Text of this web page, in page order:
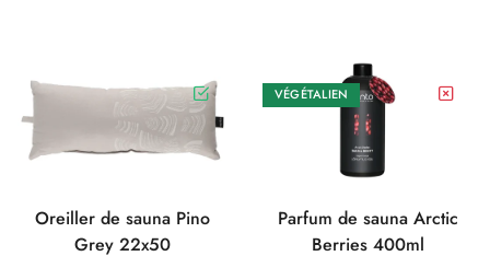
Oreiller de sauna Pino
Grey 22x50
VÉGÉTALIEN
Parfum de sauna Arctic
Berries 400ml